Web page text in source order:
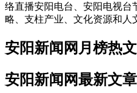
络直播安阳电台、安阳电视台
略、支柱产业、文化资源和人
安阳新闻网月榜热文
安阳新闻网最新文章